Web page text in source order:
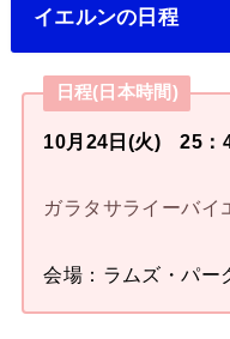
イエルンの日程
日程(日本時間)
10月24日(火) 25：
ガラタサライーバイ
会場：ラムズ・パー